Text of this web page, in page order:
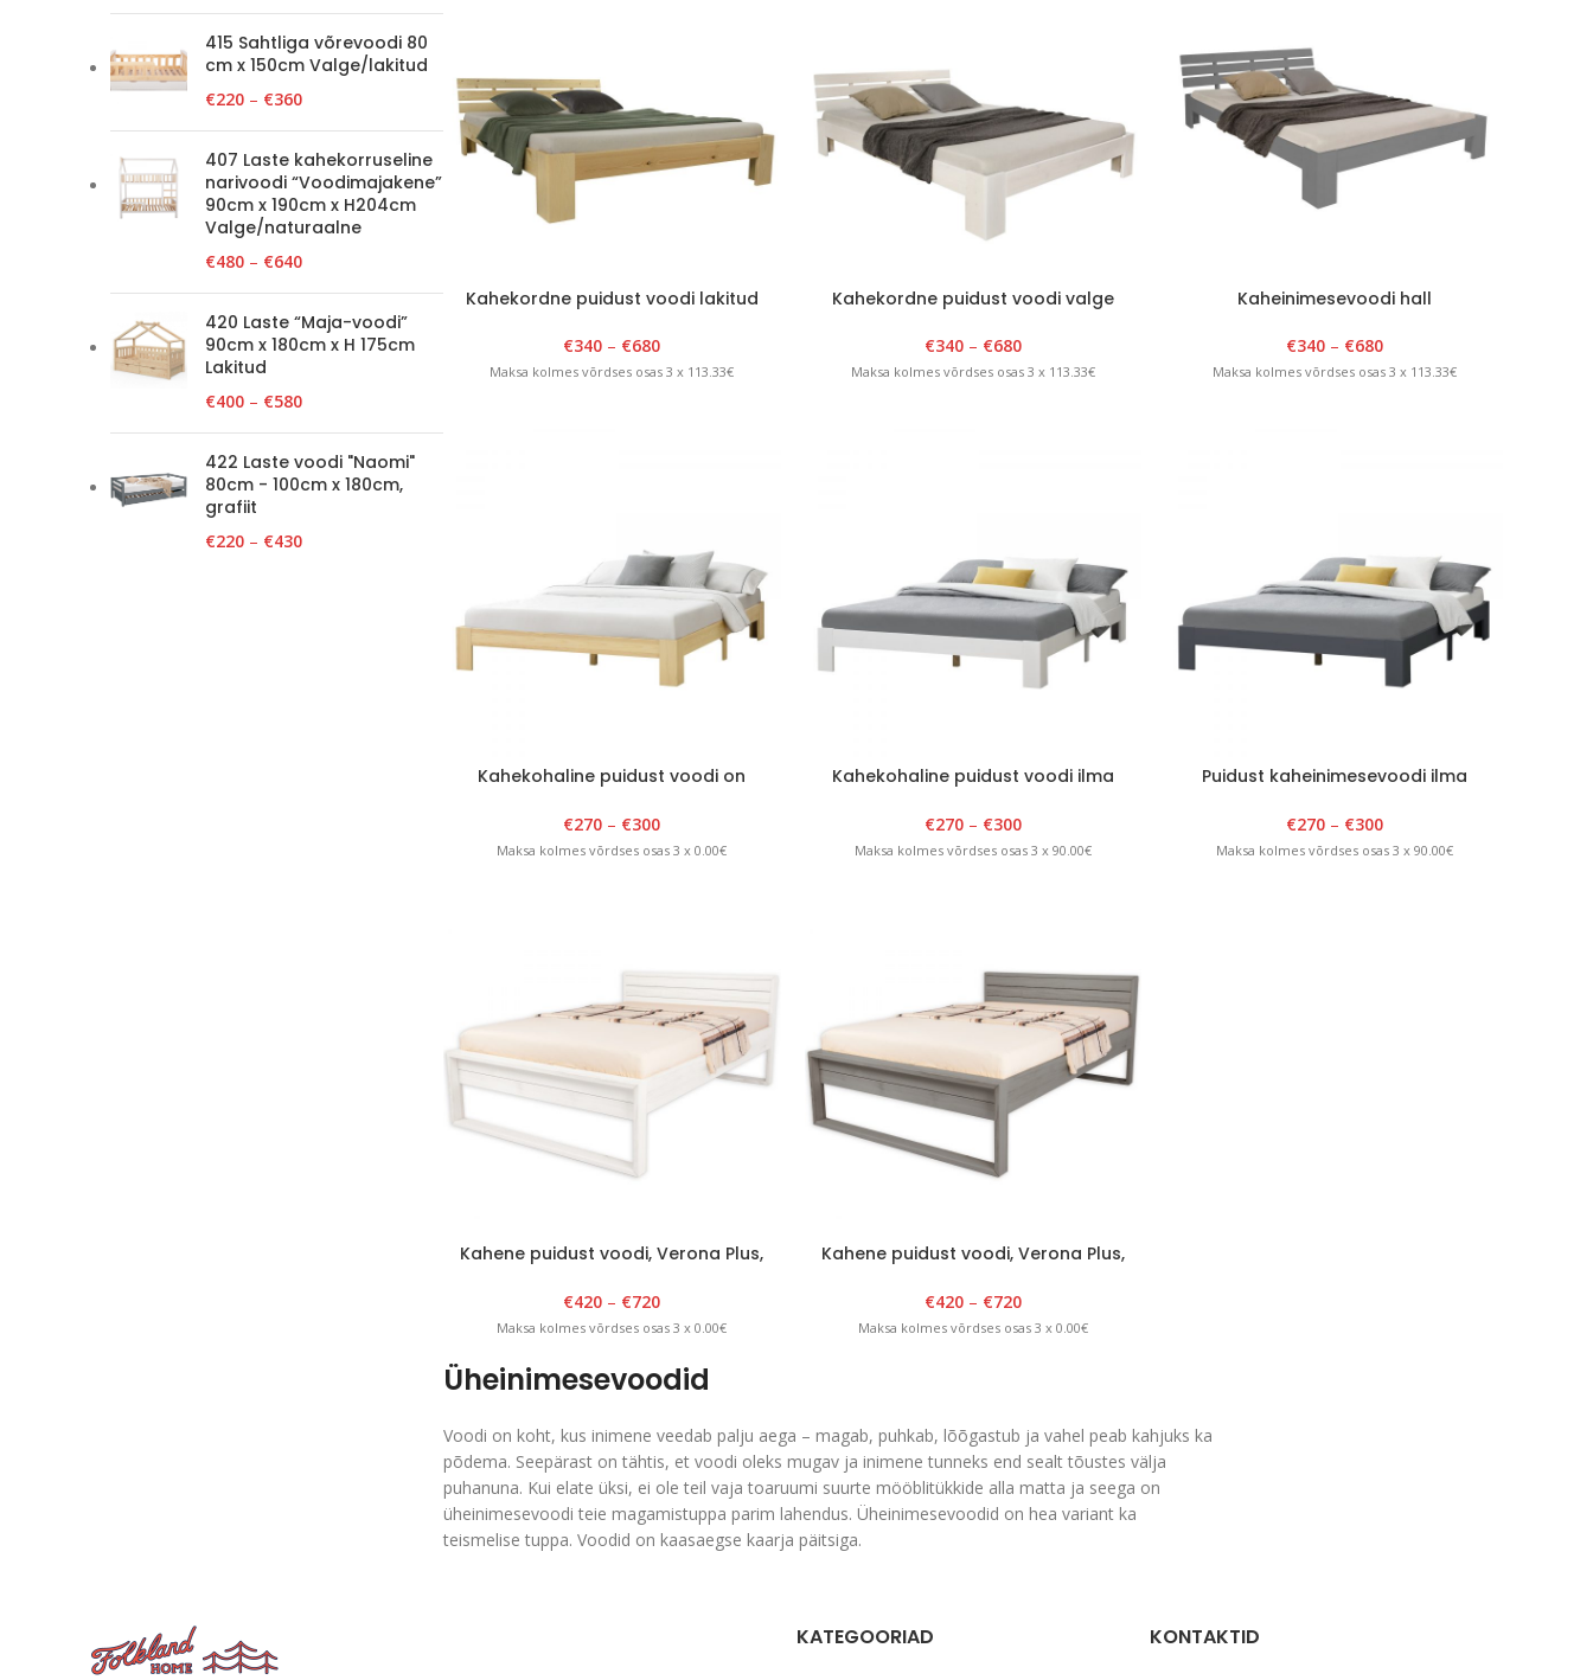
415 Sahtliga võrevoodi 80
cm x 150cm Valge/lakitud
€220 – €360
407 Laste kahekorruseline
narivoodi “Voodimajakene”
90cm x 190cm x H204cm
Valge/naturaalne
€480 – €640
420 Laste “Maja-voodi”
90cm x 180cm x H 175cm
Lakitud
€400 – €580
422 Laste voodi "Naomi"
80cm - 100cm x 180cm,
grafiit
€220 – €430
Kahekordne puidust voodi lakitud
€340 – €680
Maksa kolmes võrdses osas 3 x 113.33€
Kahekordne puidust voodi valge
€340– €680
Maksa kolmes võrdses osas 3 x 113.33€
Kaheinimesevoodi hall
€340– €680
Maksa kolmes võrdses osas 3 x 113.33€
Kahekohaline puidust voodi on
€270 – €300
Maksa kolmes võrdses osas 3 x 0.00€
Kahekohaline puidust voodi ilma
€270– €300
Maksa kolmes võrdses osas 3 x 90.00€
Puidust kaheinimesevoodi ilma
€270– €300
Maksa kolmes võrdses osas 3 x 90.00€
Kahene puidust voodi, Verona Plus,
€420 – €720
Maksa kolmes võrdses osas 3 x 0.00€
Kahene puidust voodi, Verona Plus,
€420– €720
Maksa kolmes võrdses osas 3 x 0.00€
Üheinimesevoodid
Voodi on koht, kus inimene veedab palju aega – magab, puhkab, lõõgastub ja vahel peab kahjuks ka
põdema. Seepärast on tähtis, et voodi oleks mugav ja inimene tunneks end sealt tõustes välja
puhanuna. Kui elate üksi, ei ole teil vaja toaruumi suurte mööblitükkide alla matta ja seega on
üheinimesevoodi teie magamistuppa parim lahendus. Üheinimesevoodid on hea variant ka
teismelise tuppa. Voodid on kaasaegse kaarja päitsiga.
KATEGOORIAD KONTAKTID